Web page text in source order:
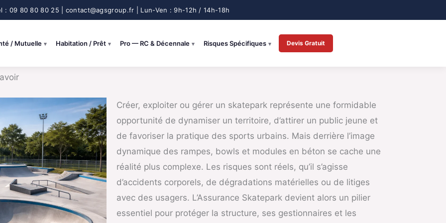
/ Mutuelle Habitation / Prêt Pro — RC & Décennale Risques Spécifiques Devis Gratuit
Créer, exploiter ou gérer un skatepark représente une formidable
opportunité de dynamiser un territoire, d’attirer un public jeune et
de favoriser la pratique des sports urbains. Mais derrière l’image
dynamique des rampes, bowls et modules en béton se cache une
réalité plus complexe. Les risques sont réels, qu’il s’agisse
d’accidents corporels, de dégradations matérielles ou de litiges
avec des usagers. L’Assurance Skatepark devient alors un pilier
essentiel pour protéger la structure, ses gestionnaires et les